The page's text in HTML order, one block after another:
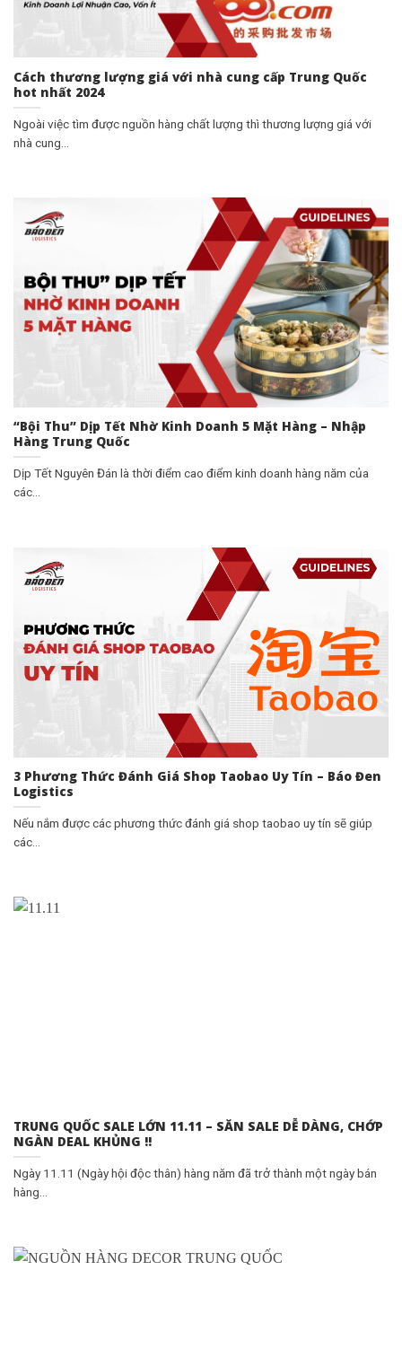
Cách thương lượng giá với nhà cung cấp Trung Quốc
hot nhất 2024
Ngoài việc tìm được nguồn hàng chất lượng thì thương lượng giá với
nhà cung...
“Bội Thu” Dịp Tết Nhờ Kinh Doanh 5 Mặt Hàng – Nhập
Hàng Trung Quốc
Dịp Tết Nguyên Đán là thời điểm cao điểm kinh doanh hàng năm của
các...
3 Phương Thức Đánh Giá Shop Taobao Uy Tín – Báo Đen
Logistics
Nếu nắm được các phương thức đánh giá shop taobao uy tín sẽ giúp
các...
TRUNG QUỐC SALE LỚN 11.11 – SĂN SALE DỄ DÀNG, CHỚP
NGÀN DEAL KHỦNG !!
Ngày 11.11 (Ngày hội độc thân) hàng năm đã trở thành một ngày bán
hàng...